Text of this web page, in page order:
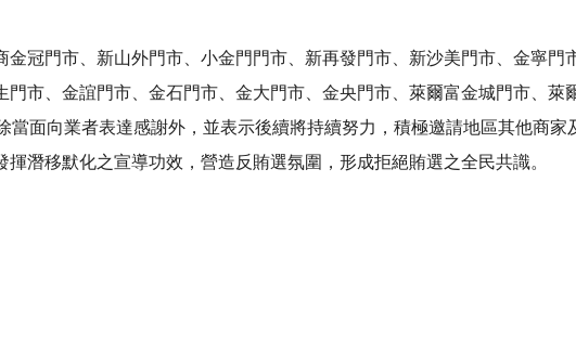
冠門市、新山外門市、小金門門市、新再發門市、新沙美門市、金寧門
市、金誼門市、金石門市、金大門市、金央門市、萊爾富金城門市、萊
面向業者表達感謝外，並表示後續將持續努力，積極邀請地區其他商家
潛移默化之宣導功效，營造反賄選氛圍，形成拒絕賄選之全民共識。